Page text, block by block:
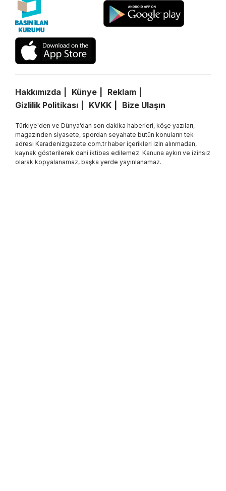
Hakkımızda Künye
Reklam
Gizlilik Politikası
KVKK Bize Ulaşın
Türkiye'den ve Dünya’dan son dakika haberleri, köşe yazıları,
magazinden siyasete, spordan seyahate bütün konuların tek
adresi Karadenizgazete.com.tr haber içerikleri izin alınmadan,
kaynak gösterilerek dahi iktibas edilemez. Kanuna aykırı ve izinsiz
olarak kopyalanamaz, başka yerde yayınlanamaz.